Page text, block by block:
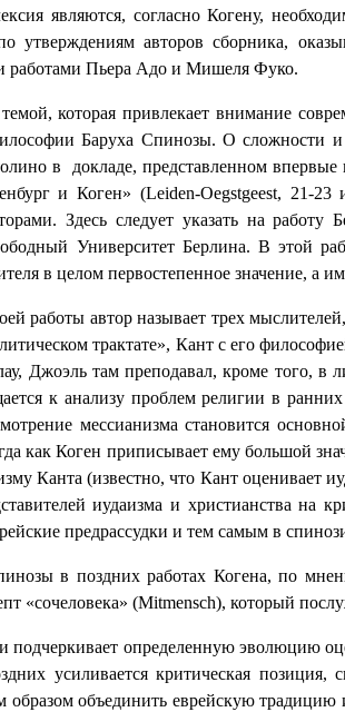
являются, согласно Когену,
утверждениям авторов сборника,
работами Пьера Адо и Мишеля Фуко.
которая привлекает внимание
Баруха Спинозы. О сложности и
в
докладе, представленном
и Коген» (Leiden-Oegstgeest, 21-
Здесь следует указать на работу
Университет Берлина. В этой
в целом первостепенное значение, а
работы автор называет трех
трактате», Кант с его
Джоэль там преподавал, кроме того,
к анализу проблем религии в
мессианизма становится
как Коген приписывает ему большой
Канта (известно, что Кант оценивает
иудаизма и христианства
предрассудки и тем самым в
в поздних работах Когена, по
«сочеловека» (Mitmensch), который
подчеркивает определенную эволюцию
усиливается критическая позиция,
образом объединить еврейскую